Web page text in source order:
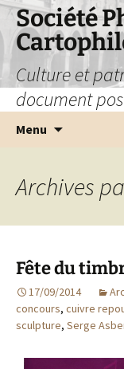
Société
Culture et
document
Menu
Archives
Fête du
17/09/2014
concours, cuivre
sculpture, Serge